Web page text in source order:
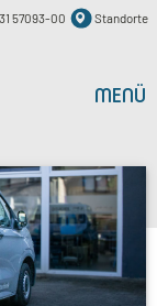
57093-00 Standorte
MENÜ